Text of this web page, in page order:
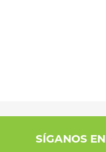
SÍGANOS EN